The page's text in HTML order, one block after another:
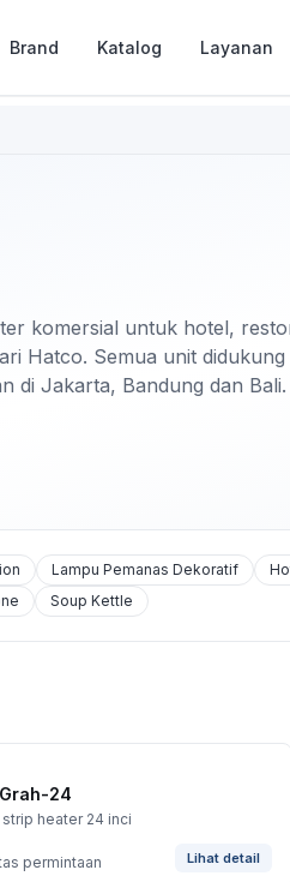
Brand Katalog Layanan
komersial untuk hotel,
Hatco. Semua unit
di Jakarta, Bandung dan Bali.
Lampu Pemanas Dekoratif
Soup Kettle
24
heater 24 inci
permintaan Lihat detail